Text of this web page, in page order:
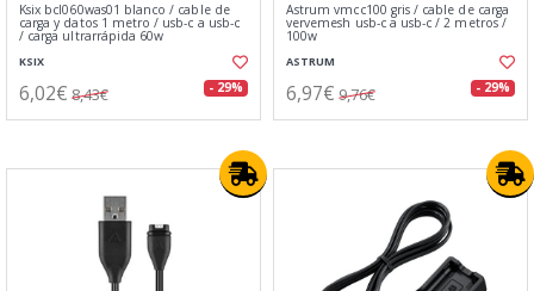
Ksix bcl060was01 blanco / cable de
carga y datos 1 metro / usb-c a usb-c
/ carga ultrarrápida 60w
KSIX
6,02€ 8,43€ - 29%
Astrum vmcc100 gris / cable de carga
vervemesh usb-c a usb-c / 2 metros /
100w
ASTRUM
6,97€ 9,76€ - 29%